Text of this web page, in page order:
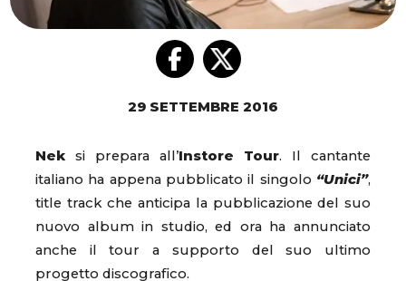
29 SETTEMBRE 2016
Neksi prepara all’Instore Tour. Il cantante
italiano ha appena pubblicato il singolo “Unici”,
title track che anticipa la pubblicazione del suo
nuovo album in studio, ed ora ha annunciato
anche il tour a supporto del suo ultimo
progetto discografico.